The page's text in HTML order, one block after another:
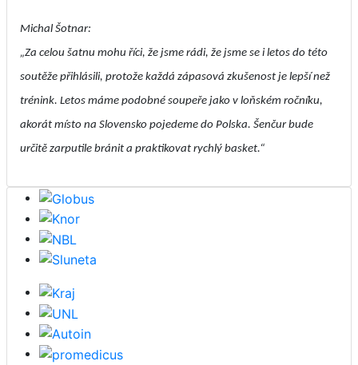
Michal Šotnar:
„Za celou šatnu mohu říci, že jsme rádi, že jsme se i letos do této
soutěže přihlásili, protože každá zápasová zkušenost je lepší než
trénink. Letos máme podobné soupeře jako v loňském ročníku,
akorát místo na Slovensko pojedeme do Polska. Šenčur bude
určitě zarputile bránit a praktikovat rychlý basket.“